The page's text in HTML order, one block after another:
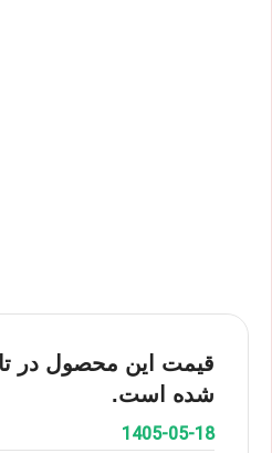
قیمت این محصول در
شده است.
1405-05-18